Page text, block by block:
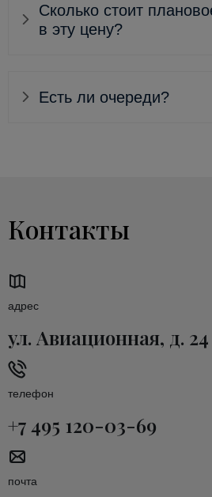
Сколько стоит
в эту цену?
Есть ли очереди?
Контакты
адрес
ул. Авиационная, д. 24
телефон
+7 495 120-03-69
почта